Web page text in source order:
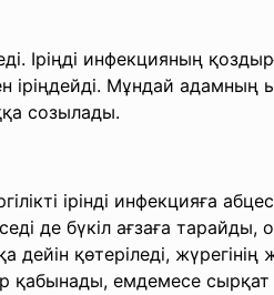
Іріңді инфекцияның
іріңдейді. Мұндай
созылады.
ірінді инфекцияға
де бүкіл ағзаға
қөтеріледі,
емдемесе сырқат